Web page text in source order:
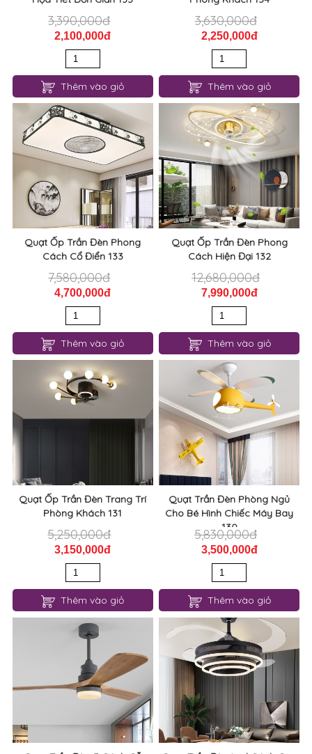
3,390,000đ
2,100,000đ
Thêm vào giỏ
3,630,000đ
2,250,000đ
Thêm vào giỏ
Quạt Ốp Trần Đèn Phong
Cách Cổ Điển 133
7,580,000đ
4,700,000đ
Thêm vào giỏ
Quạt Ốp Trần Đèn Phong
Cách Hiện Đại 132
12,680,000đ
7,990,000đ
Thêm vào giỏ
Quạt Ốp Trần Đèn Trang Trí
Phòng Khách 131
5,250,000đ
3,150,000đ
Thêm vào giỏ
Quạt Trần Đèn Phòng Ngủ
Cho Bé Hình Chiếc Máy Bay
130
5,830,000đ
3,500,000đ
Thêm vào giỏ